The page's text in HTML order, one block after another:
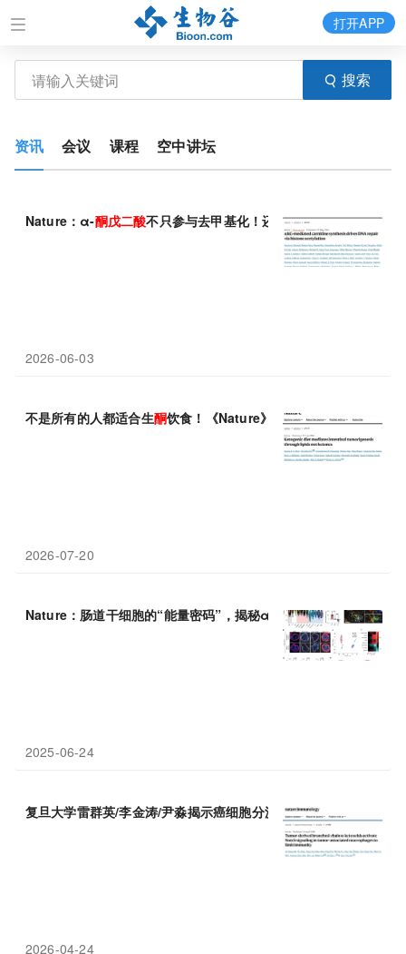
搜索
打开APP
资讯 会议 课程 空中讲坛
Nature：α-酮戊二酸不只参与去甲基化！还能影响肉碱合成、
2026-06-03
不是所有的人都适合生酮饮食！《Nature》揭示生酮饮食的“阴暗
2026-07-20
Nature：肠道干细胞的“能量密码”，揭秘α- 酮戊二酸如何决定细
2025-06-24
复旦大学雷群英/李金涛/尹淼揭示癌细胞分泌支链α-酮酸“策反”巨
2026-04-24